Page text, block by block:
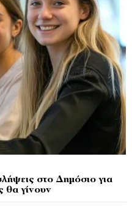
στο Δημόσιο για
θα γίνουν